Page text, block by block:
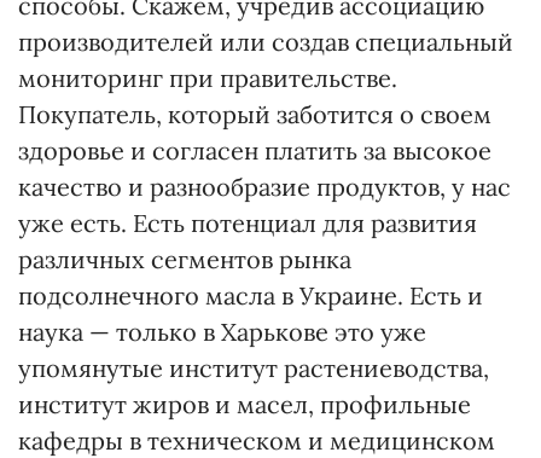
производителей или создав специальный
мониторинг при правительстве.
Покупатель, который заботится о своем
здоровье и согласен платить за высокое
качество и разнообразие продуктов, у нас
уже есть. Есть потенциал для развития
различных сегментов рынка
подсолнечного масла в Украине. Есть и
наука — только в Харькове это уже
упомянутые институт растениеводства,
институт жиров и масел, профильные
кафедры в техническом и медицинском